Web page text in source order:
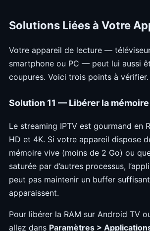
Solutions Liées à Votre
Votre appareil de lecture —
smartphone ou PC — peut lui aussi
coupures. Voici trois points à vérifier.
Solution 11 — Libérer la mémoire
Le streaming IPTV est gourmand en
HD et 4K. Si votre appareil dispose
mémoire vive (moins de 2 Go) ou
saturée par d’autres processus,
peut pas maintenir un buffer
apparaissent.
Pour libérer la RAM sur Android TV
allez dans Paramètres >